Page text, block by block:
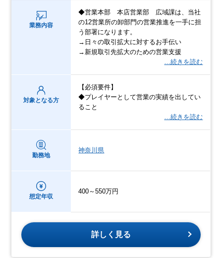
業務内容
◆営業本部 本店営業部 広域課は、当社
の12営業所の卸部門の営業推進を一手に担
う部署になります。
→日々の取引拡大に対するお手伝い
→新規取引先拡大のための営業支援
…続きを読む
対象となる方
【必須要件】
◆プレイヤーとして営業の実績を出してい
ること
…続きを読む
勤務地
神奈川県
想定年収
400～550万円
詳しく見る